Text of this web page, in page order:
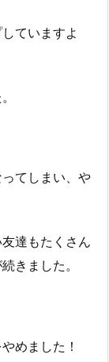
ていますよ
てしまい、や
達もたくさん
きました。
めました！